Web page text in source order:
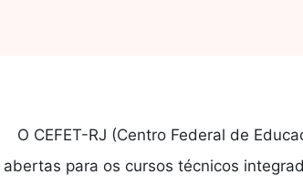
O CEFET-RJ (Centro Federal de
abertas para os cursos técnicos